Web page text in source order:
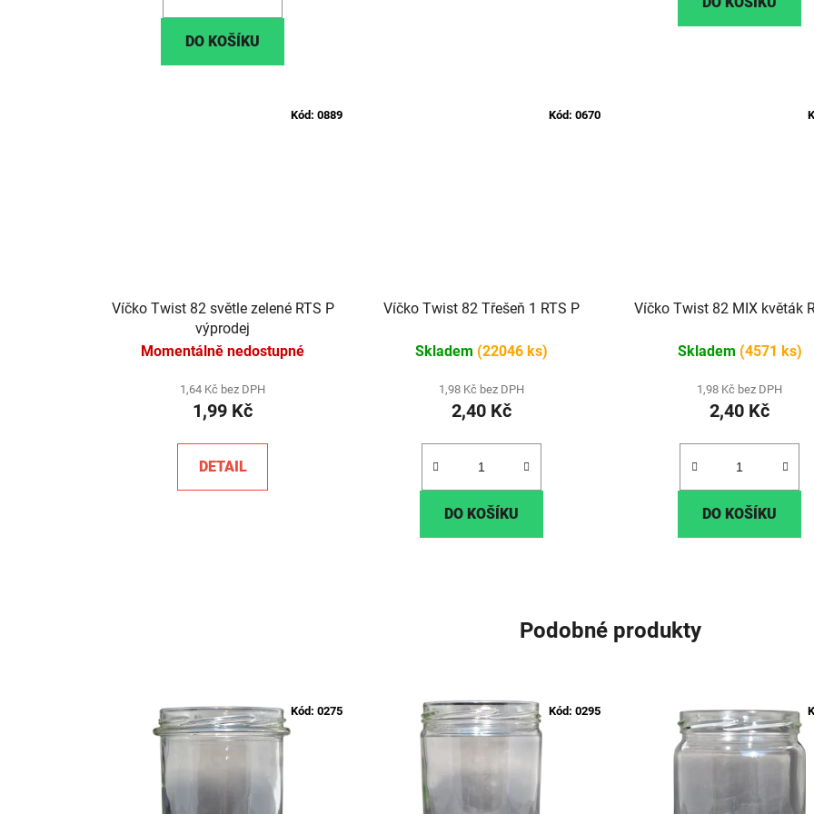
DO KOŠÍKU
Víčko Twist 82 světle zelené RTS P
výprodej
Momentálně nedostupné
1,64 Kč bez DPH
1,99 Kč
DETAIL
Kód: 0889
Víčko Twist 82 Třešeň 1 RTS P
Skladem (22046 ks)
1,98 Kč bez DPH
2,40 Kč
DO KOŠÍKU
Kód: 0670
Víčko Twist 82 MIX květák
Skladem (4571 ks)
1,98 Kč bez DPH
2,40 Kč
DO KOŠÍKU
Podobné produkty
Kód: 0275 Kód: 0295